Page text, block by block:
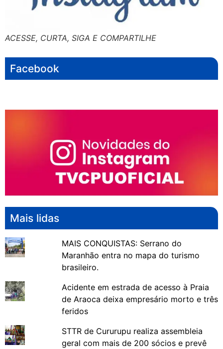
ACESSE, CURTA, SIGA E COMPARTILHE
Facebook
Mais lidas
MAIS CONQUISTAS: Serrano do
Maranhão entra no mapa do turismo
brasileiro.
Acidente em estrada de acesso à Praia
de Araoca deixa empresário morto e três
feridos
STTR de Cururupu realiza assembleia
geral com mais de 200 sócios e prevê